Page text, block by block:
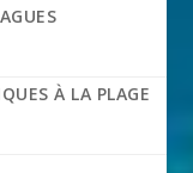
À LA PLAGE